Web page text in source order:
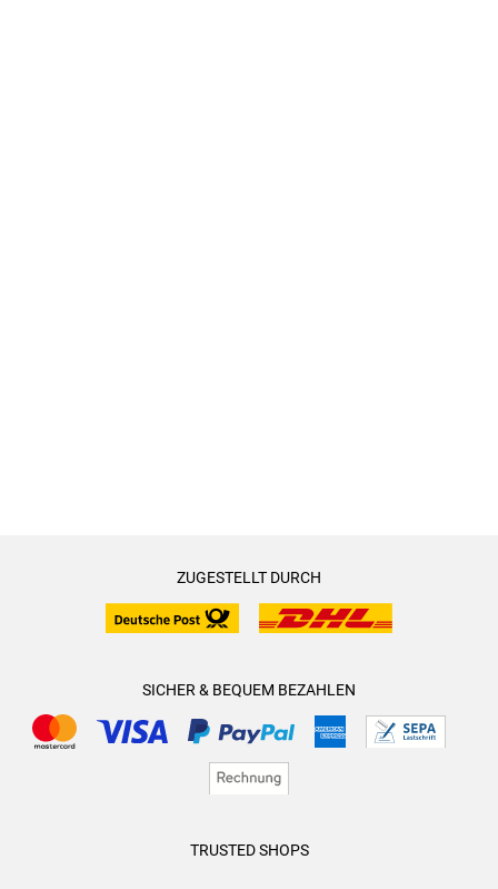
ZUGESTELLT DURCH
SICHER & BEQUEM BEZAHLEN
TRUSTED SHOPS